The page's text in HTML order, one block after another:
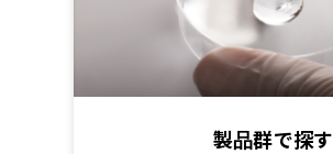
製品群で探す